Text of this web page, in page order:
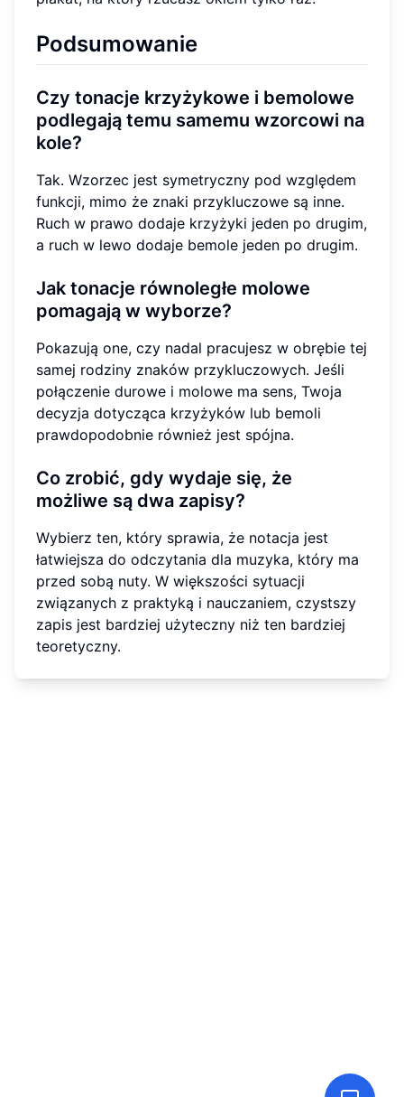
Podsumowanie
Czy tonacje krzyżykowe i bemolowe
podlegają temu samemu wzorcowi na
kole?
Tak. Wzorzec jest symetryczny pod względem
funkcji, mimo że znaki przykluczowe są inne.
Ruch w prawo dodaje krzyżyki jeden po drugim,
a ruch w lewo dodaje bemole jeden po drugim.
Jak tonacje równoległe molowe
pomagają w wyborze?
Pokazują one, czy nadal pracujesz w obrębie tej
samej rodziny znaków przykluczowych. Jeśli
połączenie durowe i molowe ma sens, Twoja
decyzja dotycząca krzyżyków lub bemoli
prawdopodobnie również jest spójna.
Co zrobić, gdy wydaje się, że
możliwe są dwa zapisy?
Wybierz ten, który sprawia, że notacja jest
łatwiejsza do odczytania dla muzyka, który ma
przed sobą nuty. W większości sytuacji
związanych z praktyką i nauczaniem, czystszy
zapis jest bardziej użyteczny niż ten bardziej
teoretyczny.